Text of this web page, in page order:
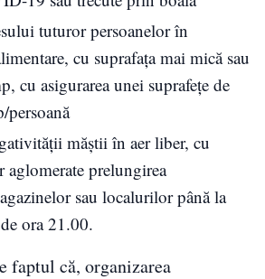
tuturor persoanelor în
cu suprafaţa mai mică sau
cu asigurarea unei suprafeţe de
măştii în aer liber, cu
aglomerate prelungirea
sau localurilor până la
ora 21.00.
faptul că, organizarea